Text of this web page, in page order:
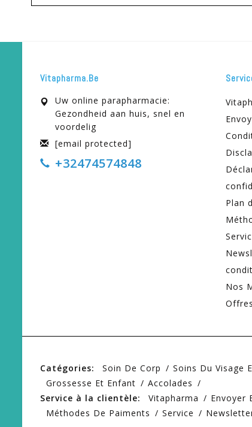
Vitapharma.be
Uw online parapharmacie:
Gezondheid aan huis, snel en
voordelig
[email protected]
+32474574848
Plan
Nos
Catégories: Soin De Corp Soins Du Visage
Grossesse Et Enfant
Accolades
Service à la clientèle:
Vitapharma Envoyer
Méthodes De Paiments
Service